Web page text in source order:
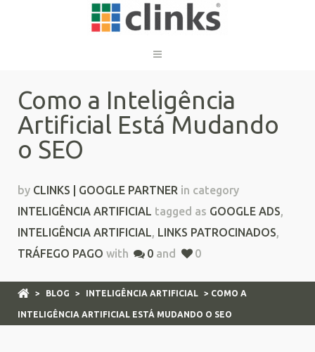
Como a Inteligência
Artificial Está Mudando
o SEO
by CLINKS | GOOGLE PARTNER in category
INTELIGÊNCIA ARTIFICIAL tagged as GOOGLE ADS,
INTELIGÊNCIA ARTIFICIAL, LINKS PATROCINADOS,
TRÁFEGO PAGO with 0 and 0
> BLOG > INTELIGÊNCIA ARTIFICIAL > COMO A
INTELIGÊNCIA ARTIFICIAL ESTÁ MUDANDO O SEO